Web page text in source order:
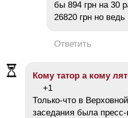
бы 894 грн на 30
26820 грн но ведь
Ответить
Кому татор а кому
+1
Только-что в
заседания была